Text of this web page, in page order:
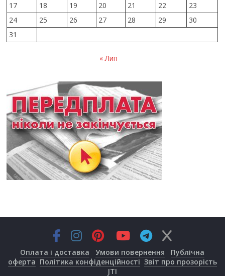
17
18 19 20 21 22
23
24
25 26 27 28 29
30
31
« Лип
Оплата і доставка Умови повернення
Публічна
оферта Політика конфіденційності Звіт про прозорість
JTI